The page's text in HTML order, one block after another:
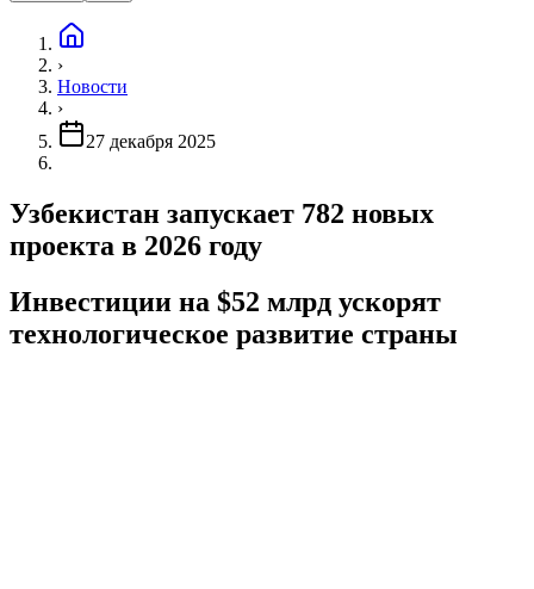
›
Новости
›
27 декабря 2025
Узбекистан запускает 782 новых
проекта в 2026 году
Инвестиции на $52 млрд ускорят
технологическое развитие страны